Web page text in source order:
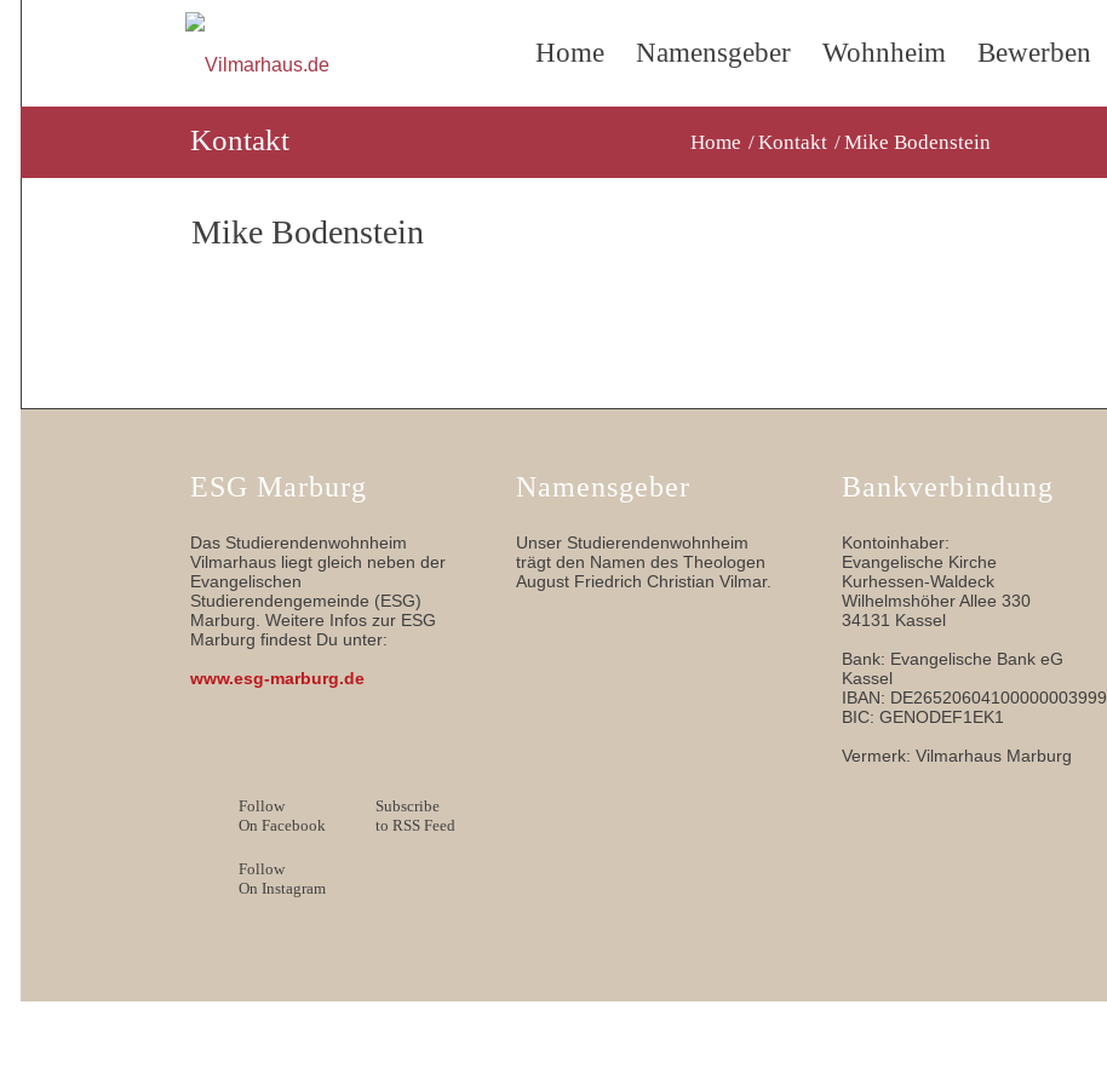
Home Namensgeber Wohnheim Bewerben
Kontakt Home /Kontakt /Mike Bodenstein
Mike Bodenstein
ESG Marburg
Das Studierendenwohnheim
Vilmarhaus liegt gleich neben der
Evangelischen
Studierendengemeinde (ESG)
Marburg. Weitere Infos zur ESG
Marburg findest Du unter:
www.esg-marburg.de
Follow
On Facebook
Subscribe
to RSS Feed
Follow
On Instagram
Namensgeber
Unser Studierendenwohnheim
trägt den Namen des Theologen
August Friedrich Christian Vilmar.
Bankverbindung
Kontoinhaber:
Evangelische Kirche
Kurhessen-Waldeck
Wilhelmshöher Allee 330
34131 Kassel
Bank: Evangelische Bank eG
Kassel
IBAN: DE26520604100000003999
BIC: GENODEF1EK1
Vermerk: Vilmarhaus Marburg